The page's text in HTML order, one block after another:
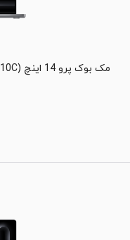
مک بوک پرو 14 اینچ M3 (8C-10C) ظرفیت 1/8 ترابایت مدل 2023